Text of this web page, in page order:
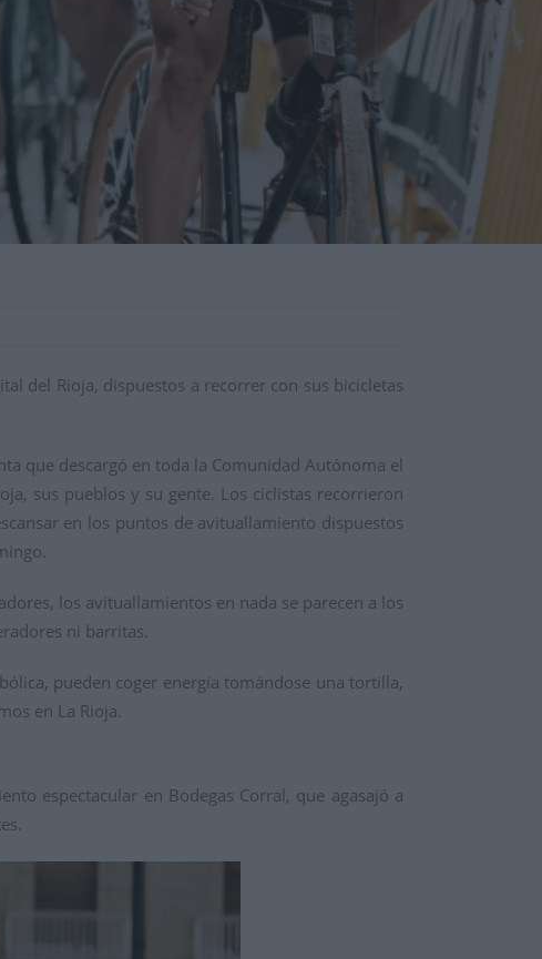
del Rioja, dispuestos a recorrer con sus bicicletas
que descargó en toda la Comunidad Autónoma el
sus pueblos y su gente. Los ciclistas recorrieron
en los puntos de avituallamiento dispuestos
los avituallamientos en nada se parecen a los
ni barritas.
pueden coger energía tomándose una tortilla,
en La Rioja.
espectacular en Bodegas Corral, que agasajó a